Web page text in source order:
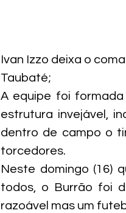
Ivan Izzo deixa o
Taubaté;
A equipe foi
estrutura invejável,
dentro de campo o
torcedores.
Neste domingo (16)
todos, o Burrão foi
razoável mas um